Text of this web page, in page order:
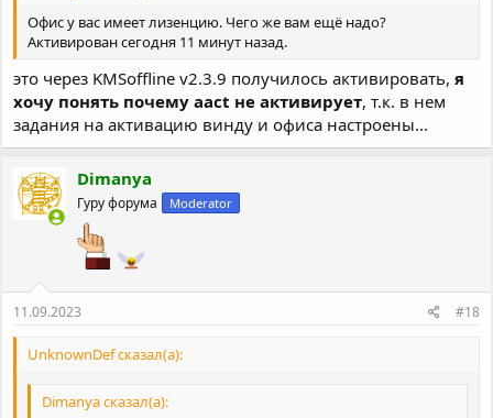
Офис у вас имеет лизенцию. Чего же вам ещё надо?
Активирован сегодня 11 минут назад.
это через KMSoffline v2.3.9 получилось активировать,я
хочу понять почему aact не активирует, т.к. в нем
задания на активацию винду и офиса настроены...
Dimanya
Гуру форума Moderator
11.09.2023 #18
UnknownDef сказал(а):
Dimanya сказал(а):